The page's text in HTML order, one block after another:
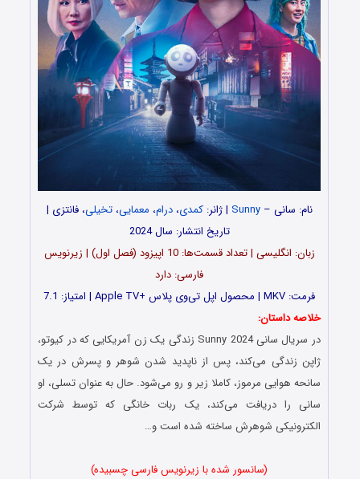
نام: سانی –Sunny | ژانر:کمدی،درام، معمایی،تخیلی، فانتزی |
تاریخ انتشار: سال 2024
زبان: انگلیسی | تعداد قسمت‌‌‌‌ها: 10 اپیزود (فصل اول) | زیرنویس
فارسی: دارد
فرمت: MKV | محصول اپل تی‌وی پلاس +Apple TV | امتیاز: 7.1
خلاصه داستان:
در سریال سانی Sunny 2024 زندگی یک زن آمریکایی که در کیوتو،
ژاپن زندگی می‌کند، پس از ناپدید شدن شوهر و پسرش در یک
سانحه هوایی مرموز، کاملا زیر و رو می‌شود. حال به عنوان تسلی، او
سانی را دریافت می‌کند، یک ربات خانگی که توسط شرکت
الکترونیکی شوهرش ساخته شده است و…
(سانسور شده با زیرنویس فارسی چسبیده)